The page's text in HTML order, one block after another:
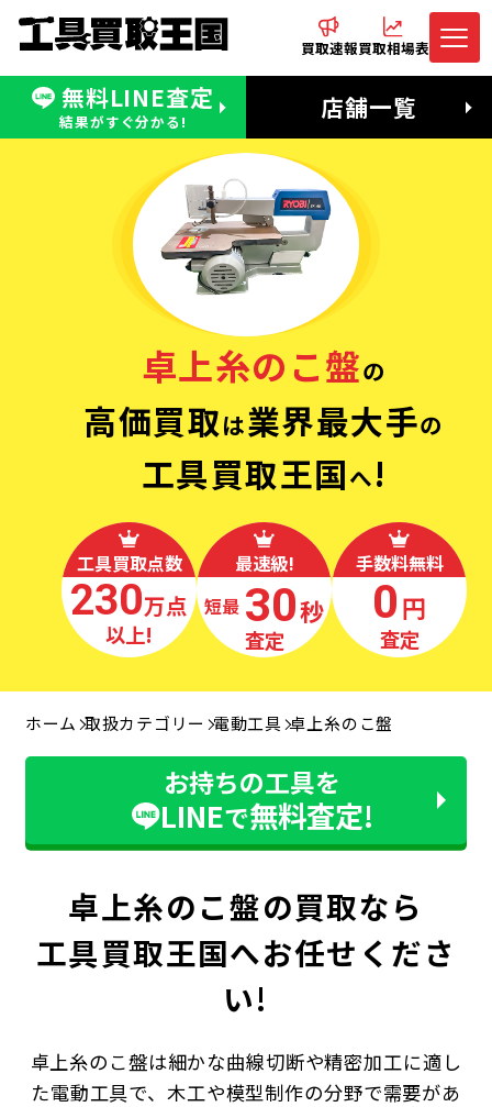
買取速報買取相場表
無料LINE査定
結果がすぐ分かる! 店舗一覧
無料LINE査定
受付：11:00〜19:00 木曜定休日
電話でお問合わせ
営業時間：11:00〜20:00
卓上糸のこ盤の
高価買取は業界最大手の
工具買取王国へ!
工具買取点数
230万点
以上!
最速級!
最短 30秒
査定
手数料無料
0円
査定
ホーム 取扱カテゴリー 電動工具 卓上糸のこ盤
お持ちの工具を
LINEで無料査定!
卓上糸のこ盤の買取なら
工具買取王国へお任せくださ
い!
卓上糸のこ盤は細かな曲線切断や精密加工に適し
た電動工具で、木工や模型制作の分野で需要があ